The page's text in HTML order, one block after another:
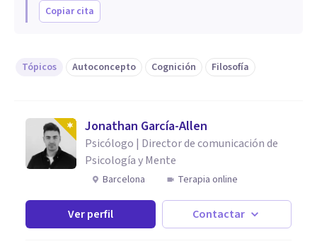
Copiar cita
Tópicos Autoconcepto Cognición Filosofía
Jonathan García-Allen
Psicólogo | Director de comunicación de
Psicología y Mente
Barcelona Terapia online
Ver perfil Contactar